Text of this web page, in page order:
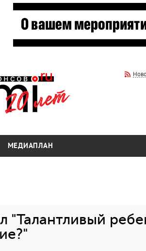
МЕДИАПЛАН
"Талантливый